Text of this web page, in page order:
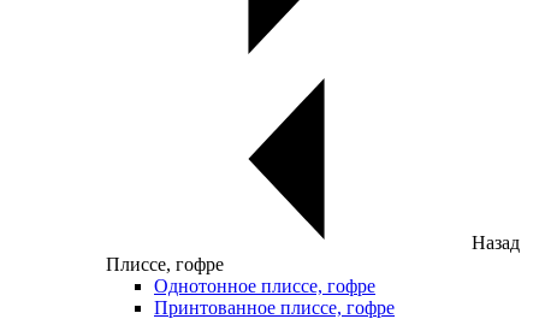
Назад
Плиссе, гофре
Однотонное плиссе, гофре
Принтованное плиссе, гофре